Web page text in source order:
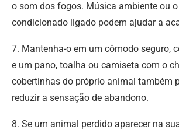
o som dos fogos. Música ambiente ou
condicionado ligado podem ajudar a
7. Mantenha-o em um cômodo seguro,
e um pano, toalha ou camiseta com o
cobertinhas do próprio animal também
reduzir a sensação de abandono.
8. Se um animal perdido aparecer na